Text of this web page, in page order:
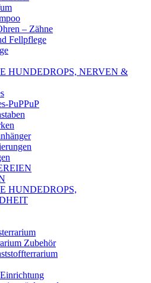
– Zähne
Fellpflege
HUNDEDROPS, NERVEN &
PuPPuP
HUNDEDROPS,
Zubehör